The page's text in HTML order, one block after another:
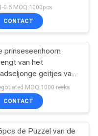
het de
29
Baby/Jonge geitjes
brengen de
in verwarring
0.5 MOQ:1000pcs
CONTACT
prinseseenhoorn
van het
geitjes van
kinderen van
van het
raadselraadsel van
raadsel in
MOQ:1000 reeks
CONTACT
de Puzzel van de